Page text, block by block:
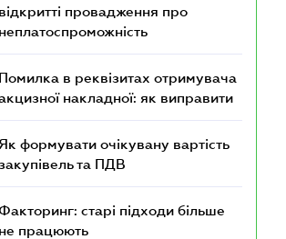
відкритті провадження про
неплатоспроможність
Помилка в реквізитах отримувача
накладної: як виправити
Як формувати очікувану вартість
та ПДВ
Факторинг: старі підходи більше
не працюють